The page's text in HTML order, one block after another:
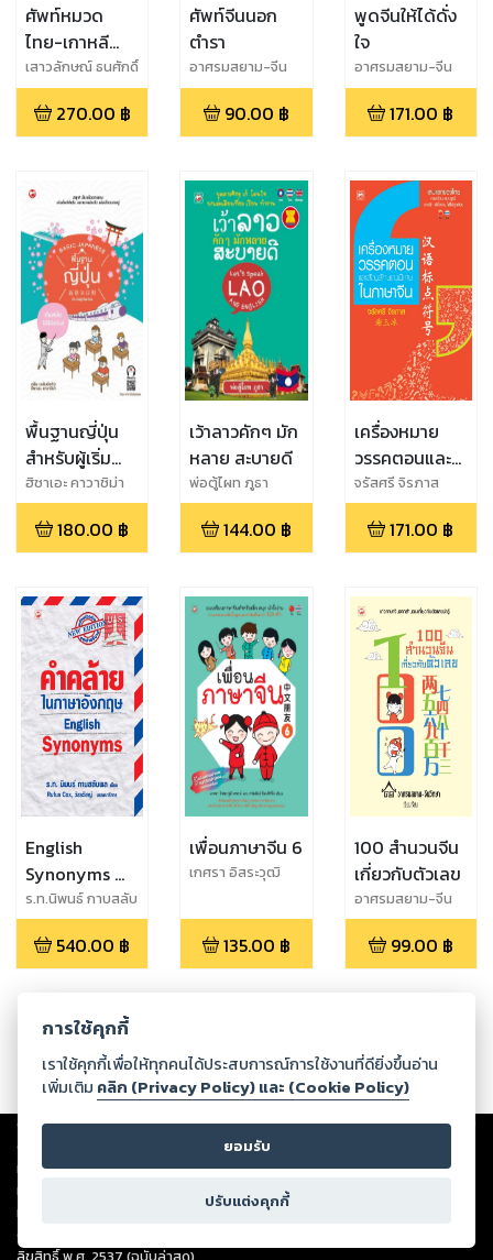
ศัพท์หมวด
ไทย-เกาหลี
4,000 คำ
เสาวลักษณ์ ธนศักดิ์
รุ่งเรือง
270.00 ฿
ศัพท์จีนนอก
ตำรา
อาศรมสยาม-จีน
วิทยา
90.00 ฿
พูดจีนให้ได้ดั่ง
ใจ
อาศรมสยาม-จีน
วิทยา
171.00 ฿
พื้นฐานญี่ปุ่น
สำหรับผู้เริ่ม
เรียน
ฮิชาเอะ คาวาชิม่า
180.00 ฿
เว้าลาวคักๆ มัก
หลาย สะบายดี
พ่อตู้ไผท ภูธา
144.00 ฿
เครื่องหมาย
วรรคตอนและ
สัญลักษณ์
พิเศษในภาษา
จีน
จรัสศรี จิรภาส
171.00 ฿
English
Synonyms คำ
คล้ายในภาษา
อังกฤษ
ร.ท.นิพนธ์ กาบสลับ
พล
540.00 ฿
เพื่อนภาษาจีน 6
เกศรา อิสระวุฒิ
รัตนศิริวิไล
135.00 ฿
100 สำนวนจีน
เกี่ยวกับตัวเลข
อาศรมสยาม-จีน
วิทยา
99.00 ฿
Copyright ©2026Storylog Co., Ltd. - สตอรี่ล็อกขอสงวนสิทธิ์ไม่รับผิดชอบ
ต่อผลงานหรือเนื้อหาใดที่อัปโหลดผ่านเว็บไซต์และปรากฏว่าละเมิดสิทธิใน
ทรัพย์สินทางปัญญาของบุคคลอื่นหรือขัดต่อกฎหมายและศีลธรรม ดังนั้น ผู้อ่าน
ทุกท่านโปรดใช้วิจารณญาณในการกลั่นกรองด้วยตนเอง และหากท่านพบว่าส่วน
หนึ่งส่วนใดขัดต่อกฎหมายและศีลธรรม กรุณาแจ้งมายังบริษัท เพื่อทีมงานจะได้
ดำเนินการในทันที ทั้งนี้ ทางสตอรี่ล็อกขอสงวนลิขสิทธิ์ตามพระราชบัญญัติ
ลิขสิทธิ์ พ.ศ. 2537 (ฉบับล่าสุด)
การใช้คุกกี้
เราใช้คุกกี้เพื่อให้ทุกคนได้ประสบการณ์การใช้งานที่ดียิ่งขึ้นอ่าน
เพิ่มเติม คลิก (Privacy Policy) และ (Cookie Policy)
ยอมรับ
ปรับแต่งคุกกี้